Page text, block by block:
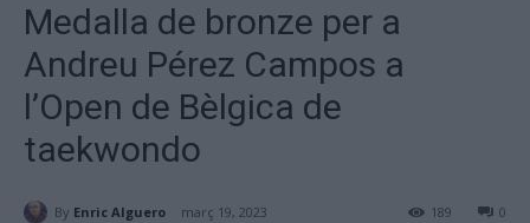
Medalla de bronze per a
Andreu Pérez Campos a
l’Open de Bèlgica de
taekwondo
By Enric Alguero març 19, 2023 0
189